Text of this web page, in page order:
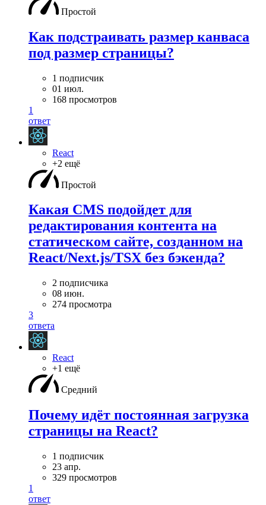
Простой
Как подстраивать размер канваса
под размер страницы?
1 подписчик
01 июл.
168 просмотров
1
ответ
React
+2 ещё
Простой
Какая CMS подойдет для
редактирования контента на
статическом сайте, созданном на
React/Next.js/TSX без бэкенда?
2 подписчика
08 июн.
274 просмотра
3
ответа
React
+1 ещё
Средний
Почему идёт постоянная загрузка
страницы на React?
1 подписчик
23 апр.
329 просмотров
1
ответ